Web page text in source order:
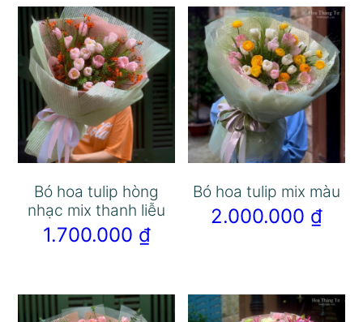
Bó hoa tulip hòng
nhạc mix thanh liễu
1.700.000 ₫
Bó hoa tulip mix màu
2.000.000 ₫